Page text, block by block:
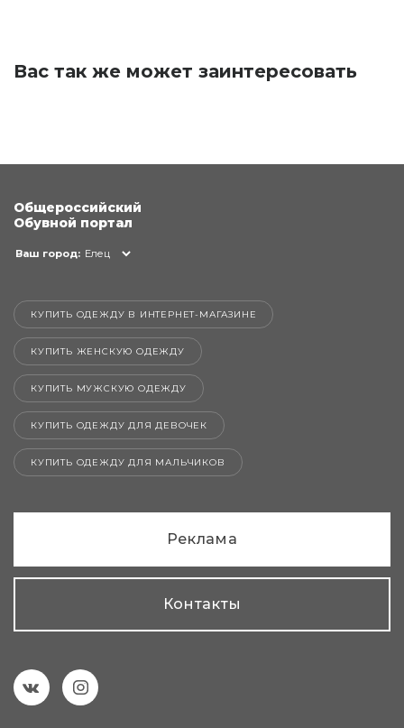
Вас так же может заинтересовать
Общероссийский
Обувной портал
Ваш город: Елец
КУПИТЬ ОДЕЖДУ В ИНТЕРНЕТ-МАГАЗИНЕ
КУПИТЬ ЖЕНСКУЮ ОДЕЖДУ
КУПИТЬ МУЖСКУЮ ОДЕЖДУ
КУПИТЬ ОДЕЖДУ ДЛЯ ДЕВОЧЕК
КУПИТЬ ОДЕЖДУ ДЛЯ МАЛЬЧИКОВ
Реклама
Контакты